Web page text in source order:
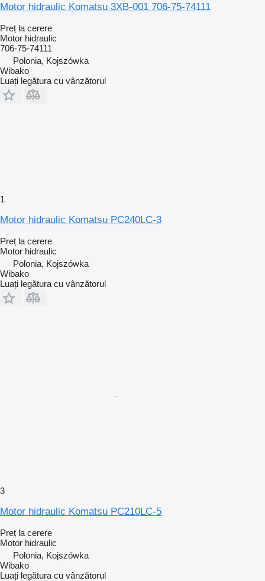
Motor hidraulic Komatsu 3XB-001 706-75-74111
Preț la cerere
Motor hidraulic
706-75-74111
Polonia, Kojszówka
Wibako
Luați legătura cu vânzătorul
1
Motor hidraulic Komatsu PC240LC-3
Preț la cerere
Motor hidraulic
Polonia, Kojszówka
Wibako
Luați legătura cu vânzătorul
3
Motor hidraulic Komatsu PC210LC-5
Preț la cerere
Motor hidraulic
Polonia, Kojszówka
Wibako
Luați legătura cu vânzătorul